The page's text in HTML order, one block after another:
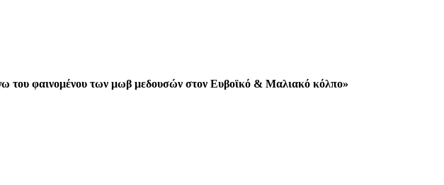
του φαινομένου των μωβ μεδουσών στον Ευβοϊκό & Μαλιακό κόλπο»